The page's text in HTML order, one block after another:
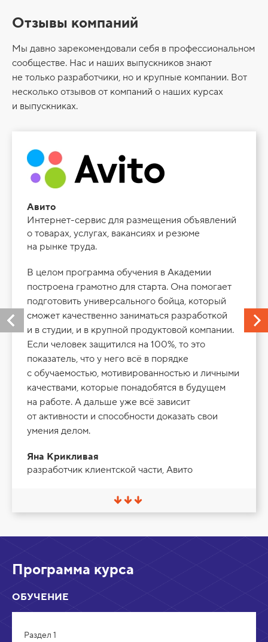
Отзывы компаний
Мы давно зарекомендовали себя в профессиональном
сообществе. Нас и наших выпускников знают
не только разработчики, но и крупные компании. Вот
несколько отзывов от компаний о наших курсах
и выпускниках.
В целом программа обучения в Академии
построена грамотно для старта. Она помогает
подготовить универсального бойца, который
сможет качественно заниматься разработкой
и в студии, и в крупной продуктовой компании.
Если человек защитился на 100%, то это
показатель, что у него всё в порядке
с обучаемостью, мотивированностью и личными
качествами, которые понадобятся в будущем
на работе. А дальше уже всё зависит
от активности и способности доказать свои
умения делом.
Яна Крикливая
разработчик клиентской части, Авито
Авито
Интернет-сервис для размещения объявлений
о товарах, услугах, вакансиях и резюме
на рынке труда.
С
в
з
Программа курса
ОБУЧЕНИЕ
Раздел 1